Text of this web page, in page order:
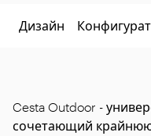
Дизайн
Cesta Outdoor -
сочетающий